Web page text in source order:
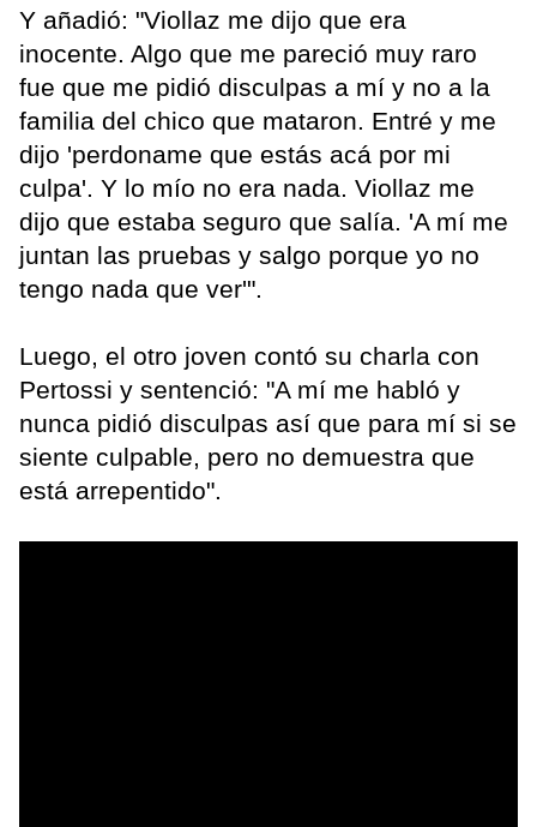
Y añadió: "Viollaz me dijo que era
inocente. Algo que me pareció muy raro
fue que me pidió disculpas a mí y no a la
familia del chico que mataron. Entré y me
dijo 'perdoname que estás acá por mi
culpa'. Y lo mío no era nada. Viollaz me
dijo que estaba seguro que salía. 'A mí me
juntan las pruebas y salgo porque yo no
tengo nada que ver'".
Luego, el otro joven contó su charla con
Pertossi y sentenció: "A mí me habló y
nunca pidió disculpas así que para mí si se
siente culpable, pero no demuestra que
está arrepentido".